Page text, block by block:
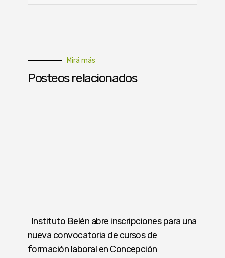
Mirá más
Posteos relacionados
Instituto Belén abre inscripciones para una
nueva convocatoria de cursos de
formación laboral en Concepción